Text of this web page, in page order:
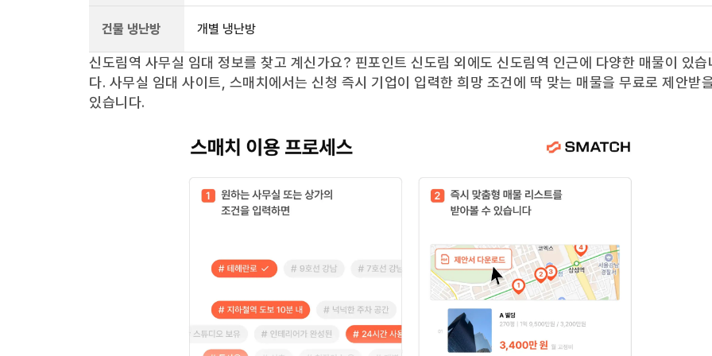
건물 냉난방 개별 냉난방
신도림역 사무실 임대 정보를 찾고 계신가요? 핀포인트 신도림 외에도 신도림역 인근에 다양한 매물이 있습
다. 사무실 임대 사이트, 스매치에서는 신청 즉시 기업이 입력한 희망 조건에 딱 맞는 매물을 무료로 제안받
있습니다.